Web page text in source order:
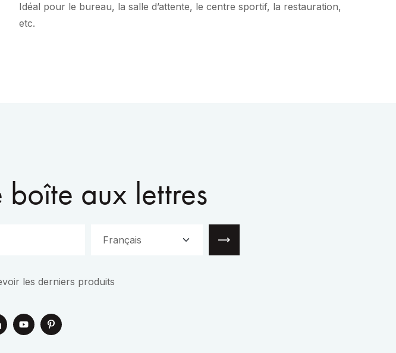
Idéal pour le bureau, la salle d’attente, le centre sportif, la restauration,
etc.
aux lettres
les derniers produits